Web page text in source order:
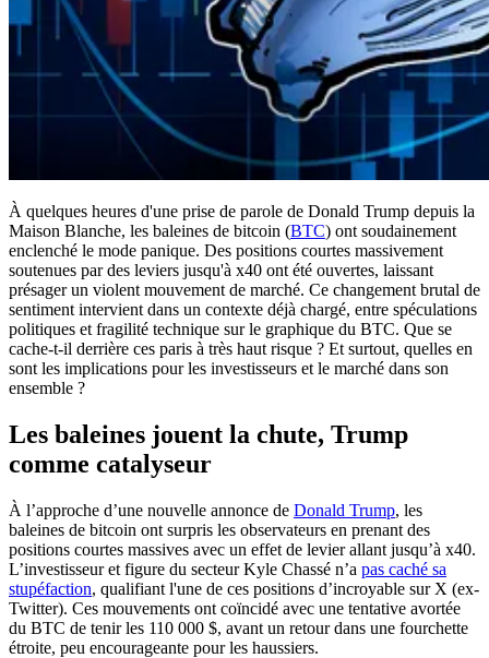
À quelques heures d'une prise de parole de Donald Trump depuis la
Maison Blanche, les baleines de bitcoin (BTC) ont soudainement
enclenché le mode panique. Des positions courtes massivement
soutenues par des leviers jusqu'à x40 ont été ouvertes, laissant
présager un violent mouvement de marché. Ce changement brutal de
sentiment intervient dans un contexte déjà chargé, entre spéculations
politiques et fragilité technique sur le graphique du BTC. Que se
cache-t-il derrière ces paris à très haut risque ? Et surtout, quelles en
sont les implications pour les investisseurs et le marché dans son
ensemble ?
Les baleines jouent la chute, Trump
comme catalyseur
À l’approche d’une nouvelle annonce de Donald Trump, les
baleines de bitcoin ont surpris les observateurs en prenant des
positions courtes massives avec un effet de levier allant jusqu’à x40.
L’investisseur et figure du secteur Kyle Chassé n’a pas caché sa
stupéfaction, qualifiant l'une de ces positions d’incroyable sur X (ex-
Twitter). Ces mouvements ont coïncidé avec une tentative avortée
du BTC de tenir les 110 000 $, avant un retour dans une fourchette
étroite, peu encourageante pour les haussiers.